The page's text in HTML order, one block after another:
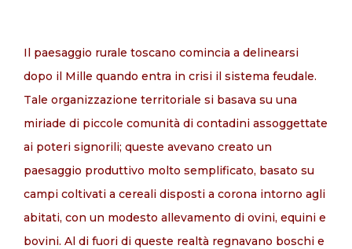
IT
Il paesaggio rurale toscano comincia a delinearsi
dopo il Mille quando entra in crisi il sistema feudale.
Tale organizzazione territoriale si basava su una
miriade di piccole comunità di contadini assoggettate
ai poteri signorili; queste avevano creato un
paesaggio produttivo molto semplificato, basato su
campi coltivati a cereali disposti a corona intorno agli
abitati, con un modesto allevamento di ovini, equini e
bovini. Al di fuori di queste realtà regnavano boschi e